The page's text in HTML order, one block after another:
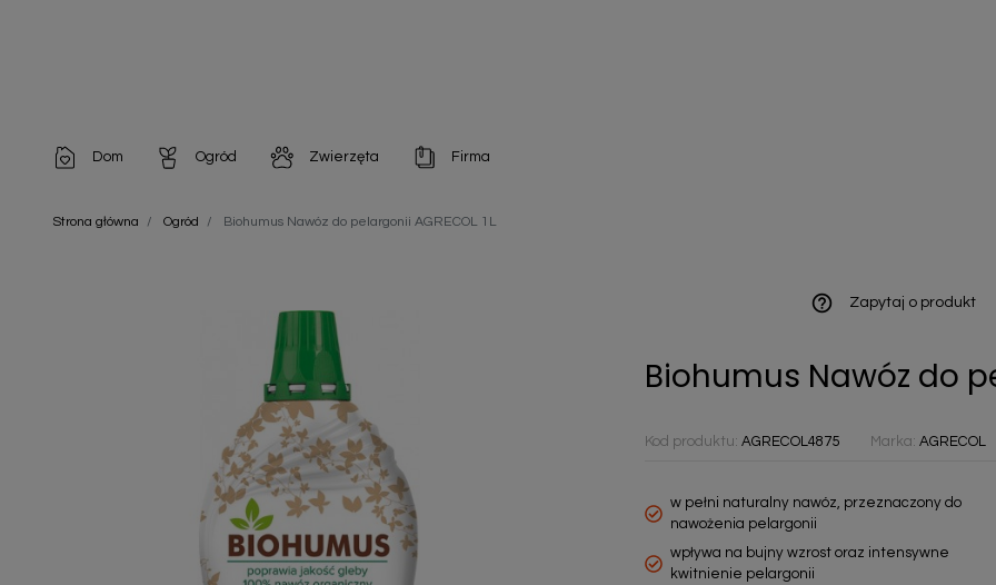
Dom
Artykuły dekoracyjne
Ogród
Chemia do architektury ogrodowej
Odstraszacze owadów
Odstraszacze zwierząt
Nawozy i preparaty
Narzędzia ogrodnicze
Podłoża
Zwierzęta
Szampony i odżywki
Chusteczki nawilżane
Zobacz wszystkie
Firma
Artykuły Higieniczne
Strona główna Ogród Biohumus Nawóz do pelargonii AGRECOL 1L
help_outline Zapytaj o produkt
Biohumus Nawóz do
Kod produktu:AGRECOL4875 Marka:AGRECOL
w pełni naturalny nawóz, przeznaczony do
nawożenia pelargonii
wpływa na bujny wzrost oraz intensywne
kwitnienie pelargonii